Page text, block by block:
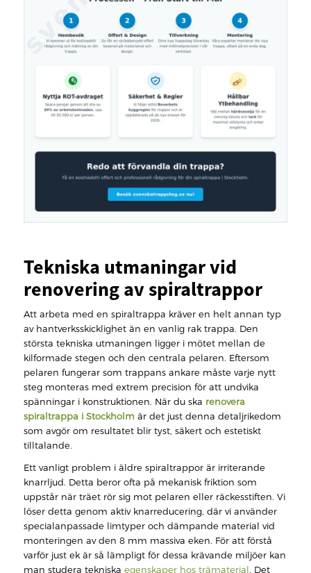
Tekniska utmaningar vid
renovering av spiraltrappor
Att arbeta med en spiraltrappa kräver en helt annan typ
av hantverksskicklighet än en vanlig rak trappa. Den
största tekniska utmaningen ligger i mötet mellan de
kilformade stegen och den centrala pelaren. Eftersom
pelaren fungerar som trappans ankare måste varje nytt
steg monteras med extrem precision för att undvika
spänningar i konstruktionen. När du ska renovera
spiraltrappa i Stockholm är det just denna detaljrikedom
som avgör om resultatet blir tyst, säkert och estetiskt
tilltalande.
Ett vanligt problem i äldre spiraltrappor är irriterande
knarrljud. Detta beror ofta på mekanisk friktion som
uppstår när träet rör sig mot pelaren eller räckesstiften. Vi
löser detta genom aktiv knarreducering, där vi använder
specialanpassade limtyper och dämpande material vid
monteringen av den 8 mm massiva eken. För att förstå
varför just ek är så lämpligt för dessa krävande miljöer kan
man studera tekniska egenskaper hos trämaterial. Det